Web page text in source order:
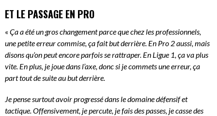
ET LE PASSAGE EN PRO
« Ça a été un gros changement parce que chez les professionnels,
une petite erreur commise, ça fait but derrière. En Pro 2 aussi, mais
disons qu’on peut encore parfois se rattraper. En Ligue 1, ça va plus
vite. En plus, je joue dans l’axe, donc si je commets une erreur, ça
part tout de suite au but derrière.
Je pense surtout avoir progressé dans le domaine défensif et
tactique. Offensivement, je percute, je fais des passes, je casse des